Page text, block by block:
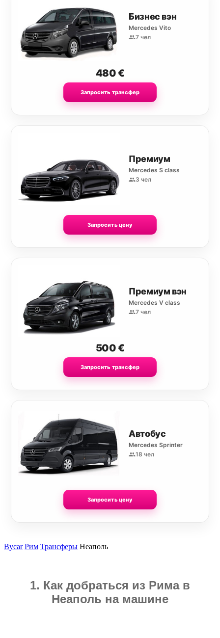
Бизнес вэн
Mercedes Vito
7 чел
480€
Запросить трансфер
Премиум
Mercedes S class
3 чел
Запросить цену
Премиум вэн
Mercedes V class
7 чел
500€
Запросить трансфер
Автобус
Mercedes Sprinter
18 чел
Запросить цену
Bycar Рим Трансферы Неаполь
1. Как добраться из Рима в
Неаполь на машине